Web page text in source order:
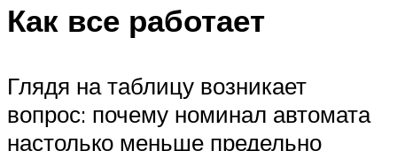
Как все работает
Глядя на таблицу возникает
вопрос: почему номинал автомата
настолько меньше предельно